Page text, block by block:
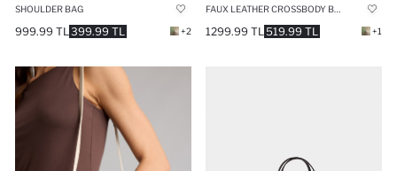
SHOULDER BAG
399.99 TL
999.99 TL +2
FAUX LEATHER CROSSBODY BAG
519.99 TL
1299.99 TL +1